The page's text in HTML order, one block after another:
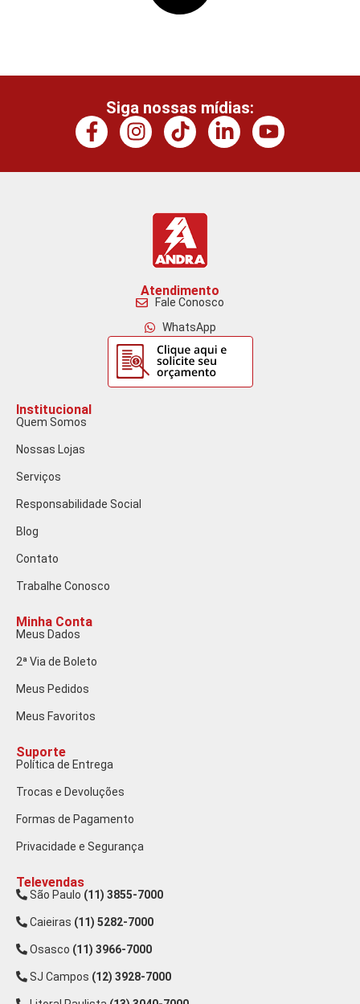
Siga nossas mídias:
Atendimento
Fale Conosco
WhatsApp
Institucional
Quem Somos
Nossas Lojas
Serviços
Responsabilidade Social
Blog
Contato
Trabalhe Conosco
Minha Conta
Meus Dados
2ª Via de Boleto
Meus Pedidos
Meus Favoritos
Suporte
Política de Entrega
Trocas e Devoluções
Formas de Pagamento
Privacidade e Segurança
Televendas
São Paulo (11) 3855-7000
Caieiras (11) 5282-7000
Osasco (11) 3966-7000
SJ Campos (12) 3928-7000